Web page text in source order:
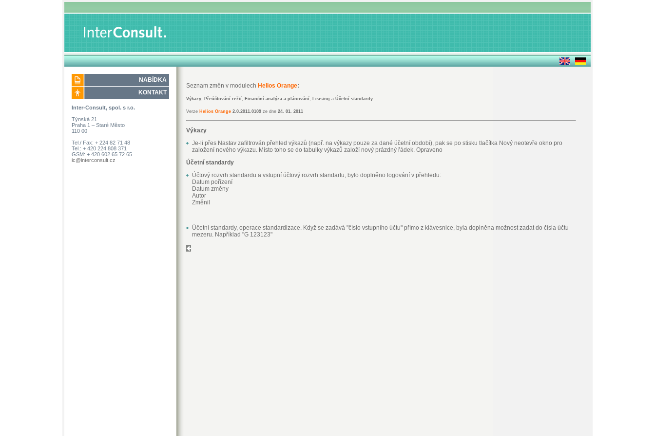
NABÍDKA
KONTAKT
Inter-Consult, spol. s r.o.
Týnská 21
Praha 1 – Staré Město
110 00
Tel./ Fax: + 224 82 71 48
Tel.: + 420 224 808 371
GSM: + 420 602 65 72 65
ic@interconsult.cz
Seznam změn v modulech Helios Orange:
Výkazy, Přeúčtování režií, Finanční analýza a plánování, Leasing a Účetní standardy.
Verze Helios Orange 2.0.2011.0109 ze dne 24. 01. 2011
Výkazy
Je-li přes Nastav zafiltrován přehled výkazů (např. na výkazy pouze za dané účetní období), pak se po stisku tlačítka Nový neotevře okno pro
založení nového výkazu. Místo toho se do tabulky výkazů založí nový prázdný řádek. Opraveno
Účetní standardy
Účtový rozvrh standardu a vstupní účtový rozvrh standartu, bylo doplněno logování v přehledu:
Datum pořízení
Datum změny
Autor
Změnil
Účetní standardy, operace standardizace. Když se zadává "číslo vstupního účtu" přímo z klávesnice, byla doplněna možnost zadat do čísla účtu
mezeru. Například "G 123123"